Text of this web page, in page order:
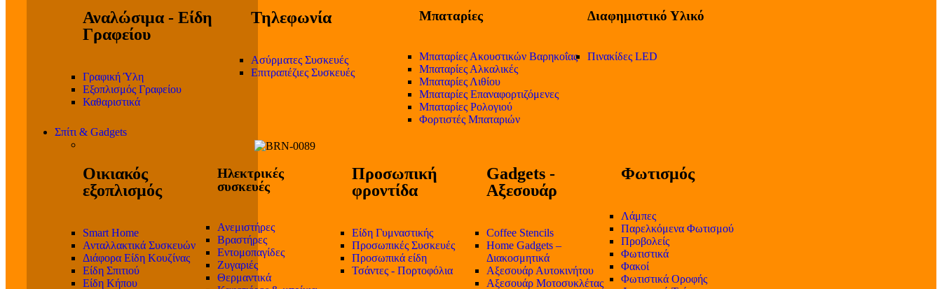
Αναλώσιμα - Είδη
Γραφείου
Γραφική Ύλη
Εξοπλισμός Γραφείου
Καθαριστικά
Τηλεφωνία
Ασύρματες Συσκευές
Επιτραπέζιες Συσκευές
Μπαταρίες
Μπαταρίες Ακουστικών Βαρηκοΐας
Μπαταρίες Αλκαλικές
Μπαταρίες Λιθίου
Μπαταρίες Επαναφορτιζόμενες
Μπαταρίες Ρολογιού
Φορτιστές Μπαταριών
Διαφημιστικό Υλικό
Πινακίδες LED
Σπίτι & Gadgets
Οικιακός
εξοπλισμός
Smart Home
Ανταλλακτικά Συσκευών
Διάφορα Είδη Κουζίνας
Είδη Σπιτιού
Είδη Κήπου
Ηλεκτρικές
συσκευές
Ανεμιστήρες
Βραστήρες
Εντομοπαγίδες
Ζυγαριές
Θερμαντικά
Προσωπική
φροντίδα
Είδη Γυμναστικής
Προσωπικές Συσκευές
Προσωπικά είδη
Τσάντες - Πορτοφόλια
Gadgets -
Αξεσουάρ
Coffee Stencils
Home Gadgets –
Διακοσμητικά
Αξεσουάρ Αυτοκινήτου
Αξεσουάρ Μοτοσυκλέτας
Φωτισμός
Λάμπες
Παρελκόμενα Φωτισμού
Προβολείς
Φωτιστικά
Φακοί
Φωτιστικά Οροφής